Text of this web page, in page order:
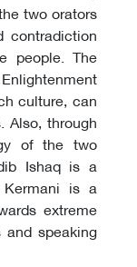
two orators
contradiction
people. The
culture, can
Also, through
of the two
Ishaq is a
is a
extreme
speaking